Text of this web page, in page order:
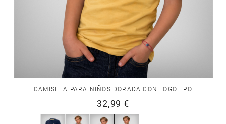
CAMISETA PARA NIÑOS DORADA CON LOGOTIPO
32,99 €